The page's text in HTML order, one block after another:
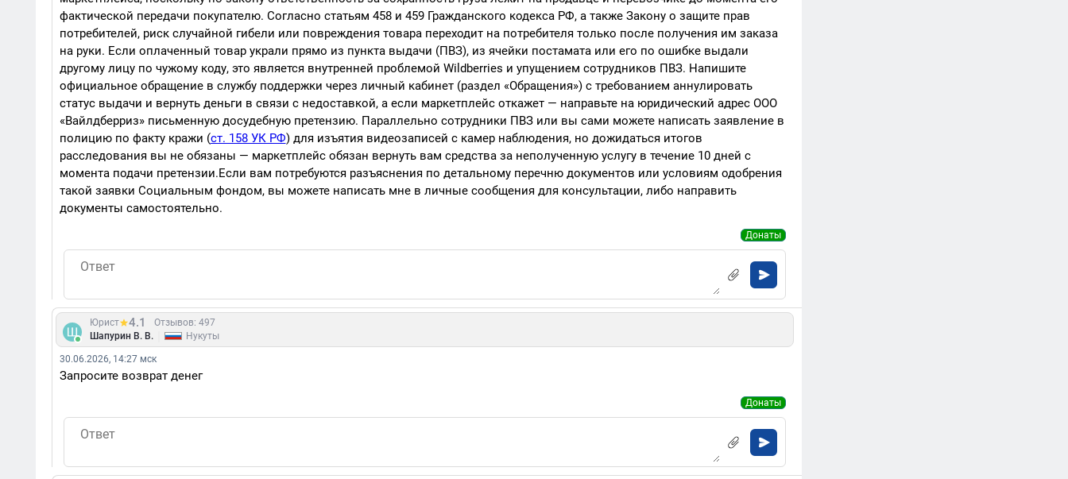
фактической передачи покупателю. Согласно статьям 458 и 459 Гражданского кодекса РФ, а также Закону о защите прав
потребителей, риск случайной гибели или повреждения товара переходит на потребителя только после получения им заказа
на руки. Если оплаченный товар украли прямо из пункта выдачи (ПВЗ), из ячейки постамата или его по ошибке выдали
другому лицу по чужому коду, это является внутренней проблемой Wildberries и упущением сотрудников ПВЗ. Напишите
официальное обращение в службу поддержки через личный кабинет (раздел «Обращения») с требованием аннулировать
статус выдачи и вернуть деньги в связи с недоставкой, а если маркетплейс откажет — направьте на юридический адрес ООО
«Вайлдберриз» письменную досудебную претензию. Параллельно сотрудники ПВЗ или вы сами можете написать заявление в
полицию по факту кражи (ст. 158 УК РФ) для изъятия видеозаписей с камер наблюдения, но дожидаться итогов
расследования вы не обязаны — маркетплейс обязан вернуть вам средства за неполученную услугу в течение 10 дней с
момента подачи претензии.Если вам потребуются разъяснения по детальному перечню документов или условиям одобрения
такой заявки Социальным фондом, вы можете написать мне в личные сообщения для консультации, либо направить
документы самостоятельно.
Донаты
Юрист 4.1
Отзывов: 497
Шапурин В. В.
Нукуты
30.06.2026, 14:27 мск
Запросите возврат денег
Донаты